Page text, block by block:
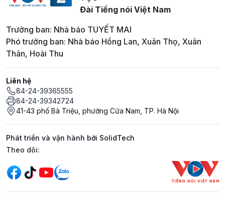
Đài Tiếng nói Việt Nam
Trưởng ban: Nhà báo TUYẾT MAI
Phó trưởng ban: Nhà báo Hồng Lan, Xuân Thọ, Xuân
Thân, Hoài Thu
Liên hệ
84-24-39365555
84-24-39342724
41-43 phố Bà Triệu, phường Cửa Nam, TP. Hà Nội
Phát triển và vận hành bởi SolidTech
Mạng xã hội
Theo dõi: